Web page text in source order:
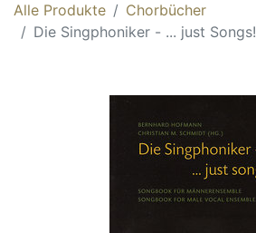
Alle Produkte
Chorbücher
Die Singphoniker - ... just Songs!